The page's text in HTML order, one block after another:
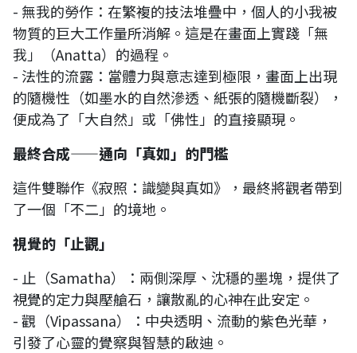
- 無我的勞作：在繁複的技法堆疊中，個人的小我被
物質的巨大工作量所消解。這是在畫面上實踐「無
我」（Anatta）的過程。
- 法性的流露：當體力與意志達到極限，畫面上出現
的隨機性（如墨水的自然滲透、紙張的隨機斷裂），
便成為了「大自然」或「佛性」的直接顯現。
最終合成——通向「真如」的門檻
這件雙聯作《寂照：識變與真如》，最終將觀者帶到
了一個「不二」的境地。
視覺的「止觀」
- 止（Samatha）：兩側深厚、沈穩的墨塊，提供了
視覺的定力與壓艙石，讓散亂的心神在此安定。
- 觀（Vipassana）：中央透明、流動的紫色光華，
引發了心靈的覺察與智慧的啟迪。